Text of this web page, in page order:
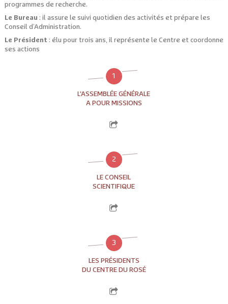
programmes de recherche.
Le Bureau : il assure le suivi quotidien des activités et prépare les
Conseil d’Administration.
Le Président : élu pour trois ans, il représente le Centre et coordonne
ses actions
1
L'ASSEMBLÉE GÉNÉRALE
A POUR MISSIONS
2
LE CONSEIL
SCIENTIFIQUE
3
LES PRÉSIDENTS
DU CENTRE DU ROSÉ